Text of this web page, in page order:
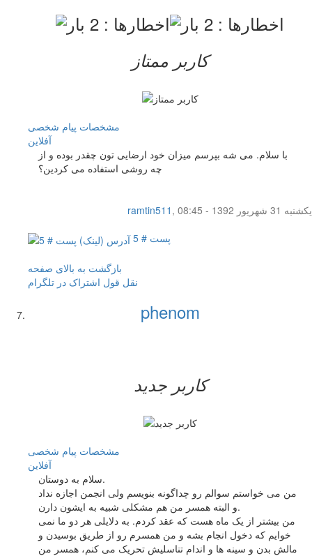
کاربر ممتاز
مشخصات پیام شخصی
آفلاين
با سلام. می شه بپرسم میزان خود ارضایی تون چقدر بوده و از
چه روشی استفاده می کردین؟
ramtin511 ,
یکشنبه 31 شهریور 1392 - 08:45
پست # 5
بازگشت به بالای صفحه
نقل قول اشتراک در تلگرام
phenom
کاربر جدید
مشخصات پیام شخصی
آفلاين
سلام به دوستان.
من می خواستم سوالم رو چداگونه بنویسم ولی انجمن اجازه نداد
و البته همسر من هم مشکلی شبیه به ایشون دارن.
من بیشتر از یک ماه هست که عقد کردم. به دلایلی هر دو ما نمی
خوایم که دخول انجام بشه و من همسرم رو از طریق بوسیدن و
مالش بدن و سینه ها و اندام تناسلیش تحریک می کنم، همسر من